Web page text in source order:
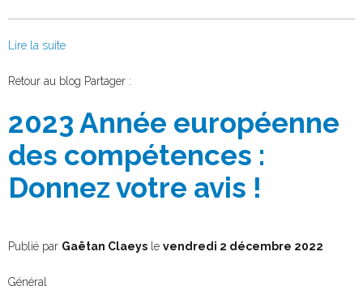
Lire la suite
Retour au blog Partager :
2023 Année européenne
des compétences :
Donnez votre avis !
Publié par Gaëtan Claeys le vendredi 2 décembre 2022
Général